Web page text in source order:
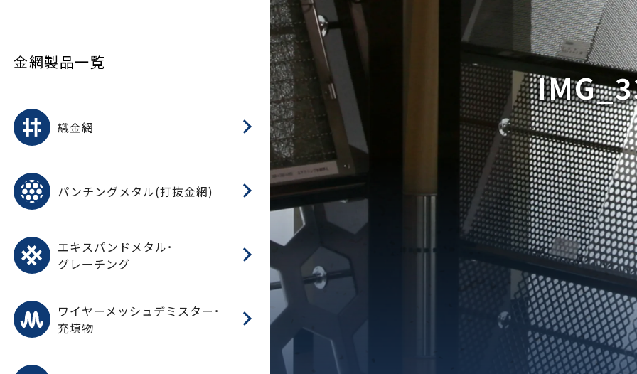
金網製品一覧
織金網
平織金網
平織金網網目一覧表
綾織金網
綾織金網網目一覧表
特殊線材メッシュ網目一覧
マグネステン
マグネステン 金網網目一覧表
平畳織金網
綾畳織金網
クリンプ織金網
ロッククリンプ織金網
フラットトップ織金網
(滑面式金網)
トンキャップ織金網
(長目金網)
タイロッド織金網
振動篩用金網について
JIS試験用ふるい
ワイヤーネットコンベヤー
菱形金網
亀甲金網
装飾用織金網
ワイヤーゲージ（線番）
織金網加工品
パンチングメタル(打抜金網)
金型パターン
在庫リスト
造粒機及び粉砕機用
遠心分離機用
スーパーパンチング™
SUPER PUNCHING™
スーパーパンチング™
標準金型リスト
スーパーパンチング™
在庫リスト
ODSサニタリーストレーナー™
二相ステンレス鋼パンチング
メタル™
耐摩耗鋼板HARDOX®
エンボス・ディンプル加工
樹脂パンチング™
（プラスチックパンチング）
セレクト カラー・サイズ
樹脂パンチング™（PVC）
オーダーシート
CFRTP
（炭素繊維強化熱可塑性樹
脂）
パンチング™
大開孔率パンチング™
（X-OPEN AREA
PUNCHING）
C.G.P/コンピューター
グラフィックパンチング
開孔率自動計算(%)
重量自動計算(kg)
パンチングメタル加工品
エキスパンドメタル･
グレーチング
エキスパンドメタル
CFRTP EXメッシュ『CF
TON』
グレーチング
ワイヤーメッシュデミスター･
充填物
溶接金網
ファインメッシュ
ファインメッシュ加工品